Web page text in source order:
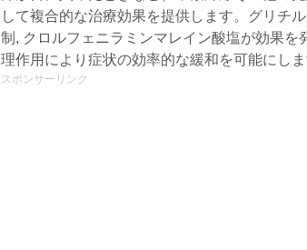
して複合的な治療効果を提供します。グリチ
制, クロルフェニラミンマレイン酸塩が効果を
理作用により症状の効率的な緩和を可能にしま
スポンサーリンク